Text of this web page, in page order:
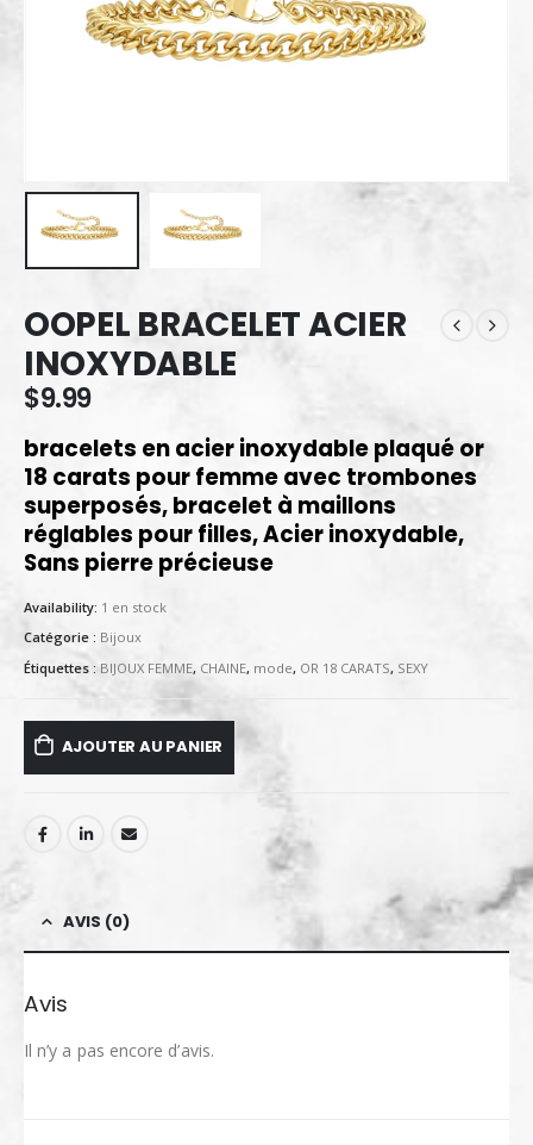
OOPEL BRACELET ACIER
INOXYDABLE
$9.99
bracelets en acier inoxydable plaqué or
18 carats pour femme avec trombones
superposés, bracelet à maillons
réglables pour filles, Acier inoxydable,
Sans pierre précieuse
Availability: 1 en stock
Catégorie : Bijoux
Étiquettes : BIJOUX FEMME, CHAINE, mode, OR 18 CARATS, SEXY
AJOUTER AU PANIER
AVIS (0)
Avis
Il n’y a pas encore d’avis.